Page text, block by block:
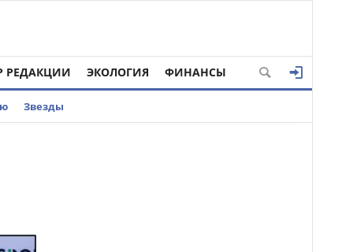
РЕДАКЦИИ ЭКОЛОГИЯ ФИНАНСЫ
Звезды